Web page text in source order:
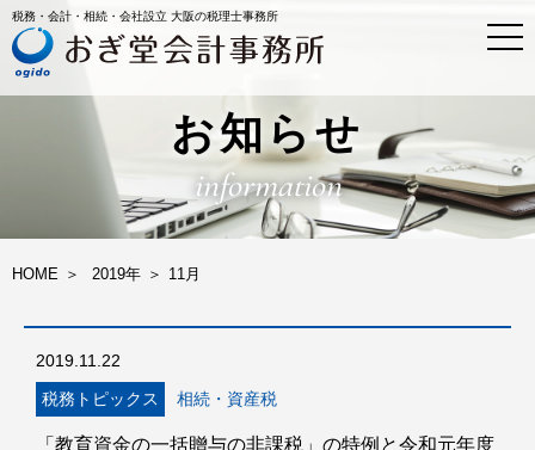
税務・会計・相続・会社設立 大阪の税理士事務所
t
o
g
n
a
v
i
o
お知らせ
information
HOME 2019年 11月
2019.11.22
税務トピックス
相続・資産税
「教育資金の一括贈与の非課税」の特例と令和元年度